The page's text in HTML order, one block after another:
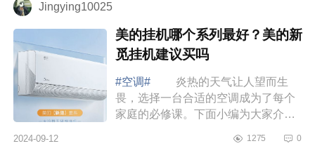
Jingying10025
美的挂机哪个系列最好？美的新
觅挂机建议买吗
#空调#
炎热的天气让人望而生
畏，选择一台合适的空调成为了每个
家庭的必修课。下面小编为大家介绍
挂机建议买吗 美的挂机哪个系列
2024-09-12 1275 0